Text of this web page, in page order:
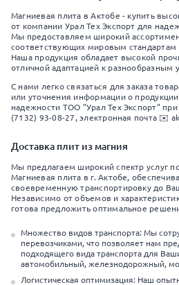
Магниевая плита в Актобе - купить
от компании Урал Тех Экспорт для
Мы предоставляем широкий
соответствующих мировым стандартам
Наша продукция обладает высокой
отличной адаптацией к разнообразным
С нами легко связаться для заказа
или уточнения информации о
надежности ТОО "Урал Тех Экспорт"
(7132) 93-08-27, электронная почта ✉️
Доставка плит из магния
Мы предлагаем широкий спектр услуг
Магниевая плита в г. Актобе,
своевременную транспортировку до
Независимо от объемов и
готова предложить оптимальное
Множество видов транспорта: Мы
перевозчиками, что позволяет нам
подходящего вида транспорта для
автомобильный, железнодорожный,
Логистическая оптимизация: Наш